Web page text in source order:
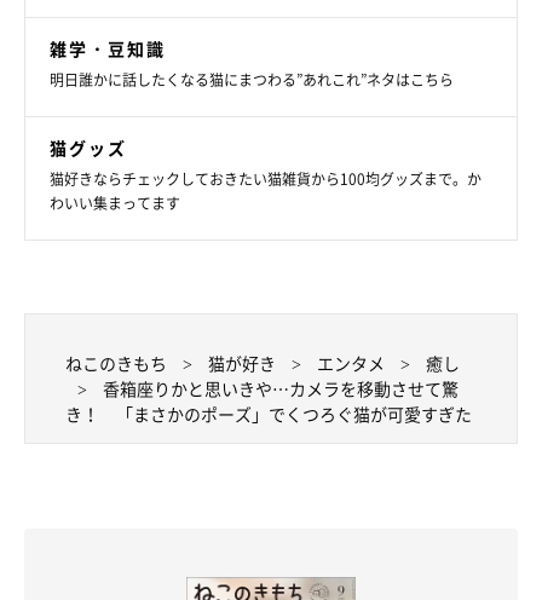
雑学・豆知識
明日誰かに話したくなる猫にまつわる”あれこれ”ネタはこちら
猫グッズ
猫好きならチェックしておきたい猫雑貨から100均グッズまで。か
わいい集まってます
ねこのきもち 猫が好き エンタメ
癒し
香箱座りかと思いきや…カメラを移動させて驚
き！ 「まさかのポーズ」でくつろぐ猫が可愛すぎた